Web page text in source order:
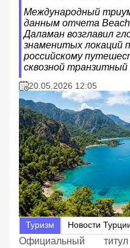
Международный
данным отчета
Даламан возглавил
знаменитых локаций
российскому
сквозной
20.05.2026 12:05
Туризм Новости
Официальный